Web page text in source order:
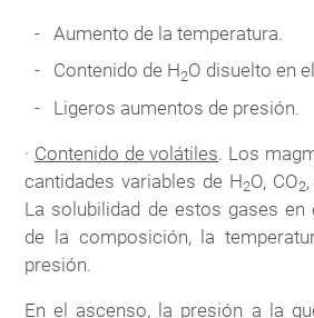
Aumento de la temperatura.
Contenido de H2O disuelto en
Ligeros aumentos de presión.
· Contenido de volátiles. Los
cantidades variables de H2O, CO2
La solubilidad de estos gases en
de la composición, la
presión.
En el ascenso, la presión a la